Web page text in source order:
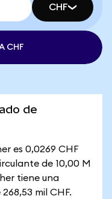
CHF
CHF
de
es 0,0269 CHF
de 10,00 M
tiene una
mil CHF.